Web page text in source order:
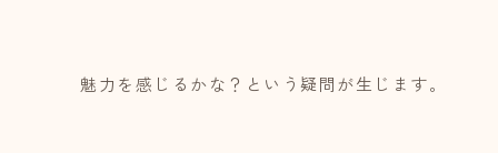
魅力を感じるかな？という疑問が生じます。